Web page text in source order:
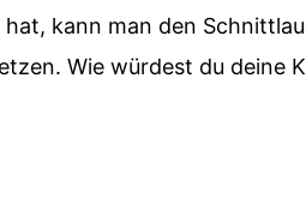
kann man den
Wie würdest du deine